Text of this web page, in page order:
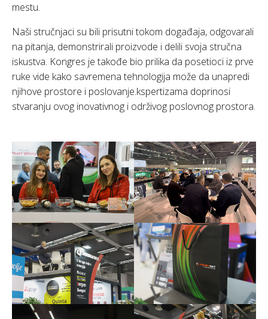
mestu.
Naši stručnjaci su bili prisutni tokom događaja, odgovarali
na pitanja, demonstrirali proizvode i delili svoja stručna
iskustva. Kongres je takođe bio prilika da posetioci iz prve
ruke vide kako savremena tehnologija može da unapredi
njihove prostore i poslovanje.kspertizama doprinosi
stvaranju ovog inovativnog i održivog poslovnog prostora.